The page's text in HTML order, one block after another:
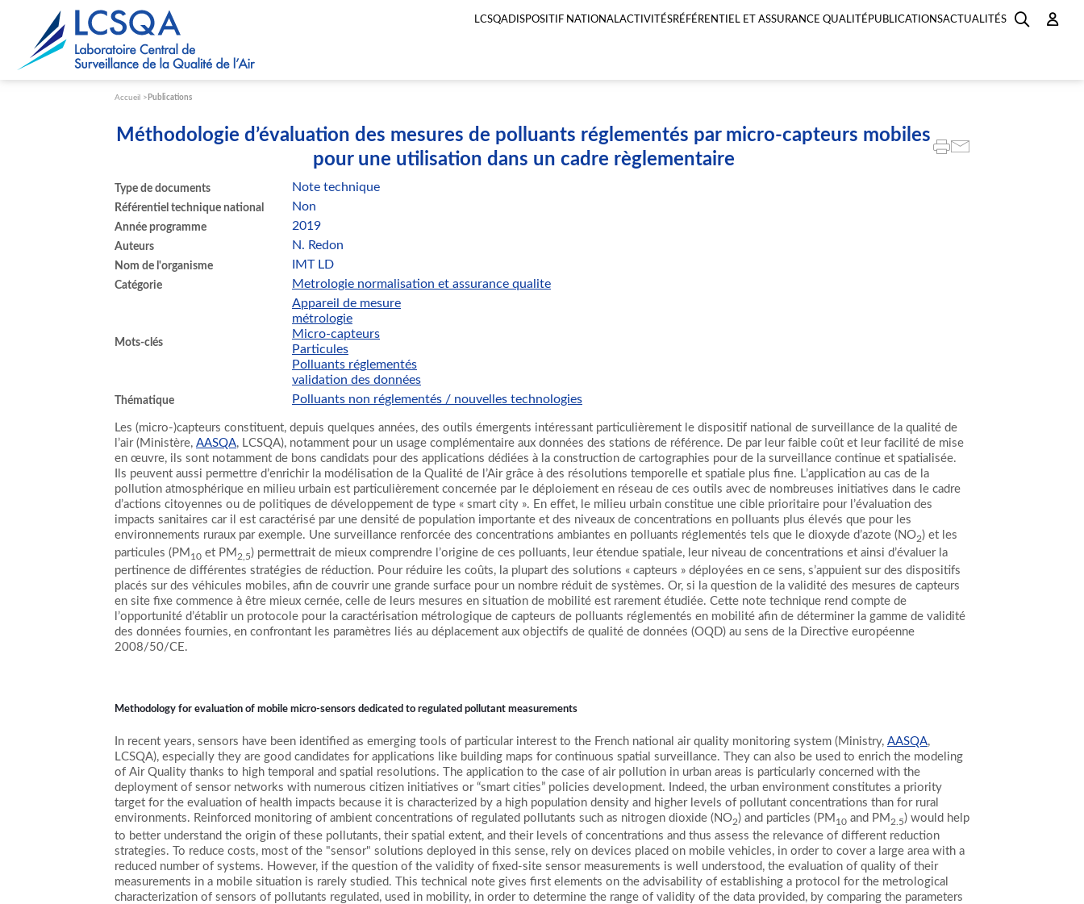
LCSQADISPOSITIF NATIONALACTIVITÉSRÉFÉRENTIEL ET ASSURANCE QUALITÉ PUBLICATIONSACTUALITÉS
Accueil Publications
Méthodologie d’évaluation des mesures de polluants réglementés par micro-capteurs mobiles
pour une utilisation dans un cadre règlementaire
Type de documents Note technique
Référentiel technique national Non
Année programme 2019
Auteurs N. Redon
Nom de l'organisme IMT LD
Catégorie Metrologie normalisation et assurance qualite
Mots-clés
Appareil de mesure
métrologie
Micro-capteurs
Particules
Polluants réglementés
validation des données
Thématique Polluants non réglementés / nouvelles technologies
Les (micro-)capteurs constituent, depuis quelques années, des outils émergents intéressant particulièrement le dispositif national de surveillance de la qualité de
l’air (Ministère, AASQA, LCSQA), notamment pour un usage complémentaire aux données des stations de référence. De par leur faible coût et leur facilité de mise
en œuvre, ils sont notamment de bons candidats pour des applications dédiées à la construction de cartographies pour de la surveillance continue et spatialisée.
Ils peuvent aussi permettre d’enrichir la modélisation de la Qualité de l’Air grâce à des résolutions temporelle et spatiale plus fine. L’application au cas de la
pollution atmosphérique en milieu urbain est particulièrement concernée par le déploiement en réseau de ces outils avec de nombreuses initiatives dans le cadre
d’actions citoyennes ou de politiques de développement de type « smart city ». En effet, le milieu urbain constitue une cible prioritaire pour l’évaluation des
impacts sanitaires car il est caractérisé par une densité de population importante et des niveaux de concentrations en polluants plus élevés que pour les
environnements ruraux par exemple. Une surveillance renforcée des concentrations ambiantes en polluants réglementés tels que le dioxyde d’azote (NO2) et les
particules (PM 10 et PM 2,5) permettrait de mieux comprendre l’origine de ces polluants, leur étendue spatiale, leur niveau de concentrations et ainsi d’évaluer la
pertinence de différentes stratégies de réduction. Pour réduire les coûts, la plupart des solutions « capteurs » déployées en ce sens, s’appuient sur des dispositifs
placés sur des véhicules mobiles, afin de couvrir une grande surface pour un nombre réduit de systèmes. Or, si la question de la validité des mesures de capteurs
en site fixe commence à être mieux cernée, celle de leurs mesures en situation de mobilité est rarement étudiée. Cette note technique rend compte de
l’opportunité d’établir un protocole pour la caractérisation métrologique de capteurs de polluants réglementés en mobilité afin de déterminer la gamme de validité
des données fournies, en confrontant les paramètres liés au déplacement aux objectifs de qualité de données (OQD) au sens de la Directive européenne
2008/50/CE.
Methodology for evaluation of mobile micro-sensors dedicated to regulated pollutant measurements
In recent years, sensors have been identified as emerging tools of particular interest to the French national air quality monitoring system (Ministry, AASQA,
LCSQA), especially they are good candidates for applications like building maps for continuous spatial surveillance. They can also be used to enrich the modeling
of Air Quality thanks to high temporal and spatial resolutions. The application to the case of air pollution in urban areas is particularly concerned with the
deployment of sensor networks with numerous citizen initiatives or “smart cities” policies development. Indeed, the urban environment constitutes a priority
target for the evaluation of health impacts because it is characterized by a high population density and higher levels of pollutant concentrations than for rural
environments. Reinforced monitoring of ambient concentrations of regulated pollutants such as nitrogen dioxide (NO2) and particles (PM 10 and PM 2.5) would help
to better understand the origin of these pollutants, their spatial extent, and their levels of concentrations and thus assess the relevance of different reduction
strategies. To reduce costs, most of the "sensor" solutions deployed in this sense, rely on devices placed on mobile vehicles, in order to cover a large area with a
reduced number of systems. However, if the question of the validity of fixed-site sensor measurements is well understood, the evaluation of quality of their
measurements in a mobile situation is rarely studied. This technical note gives first elements on the advisability of establishing a protocol for the metrological
characterization of sensors of pollutants regulated, used in mobility, in order to determine the range of validity of the data provided, by comparing the parameters
Paramétrer les cookies